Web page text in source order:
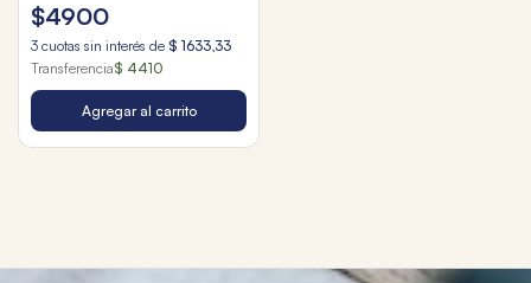
$4900
3 cuotas sin interés de $ 1633,33
Transferencia$ 4410
Agregar al carrito